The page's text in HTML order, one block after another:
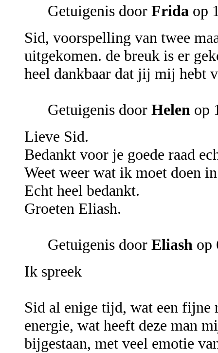
Getuigenis door Frida op
Sid, voorspelling van twee
uitgekomen. de breuk is er
heel dankbaar dat jij mij hebt
Getuigenis door Helen op
Lieve Sid.
Bedankt voor je goede raad
Weet weer wat ik moet doen
Echt heel bedankt.
Groeten Eliash.
Getuigenis door Eliash op
Ik spreek
Sid al enige tijd, wat een fijne
energie, wat heeft deze man
bijgestaan, met veel emotie